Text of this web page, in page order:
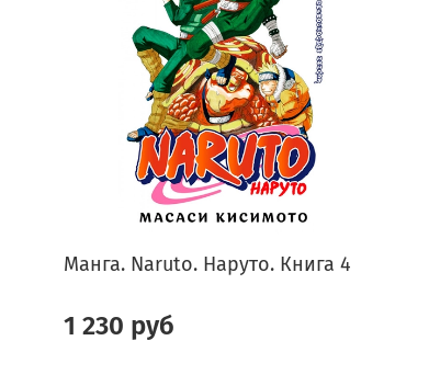
Манга. Naruto. Наруто. Книга 4
1 230 руб